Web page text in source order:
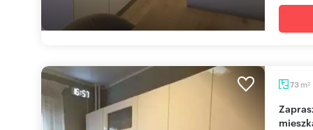
73 m2
Zapraszam do wynajęcia 4-pokojowego